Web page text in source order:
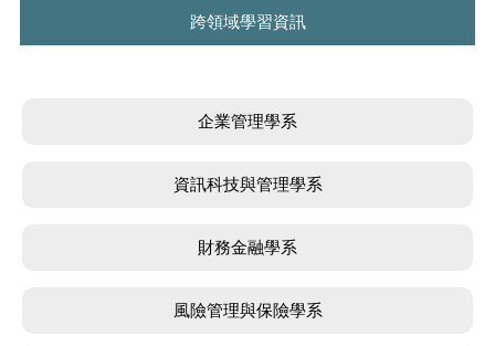
跨領域學習資訊
企業管理學系
資訊科技與管理學系
財務金融學系
風險管理與保險學系